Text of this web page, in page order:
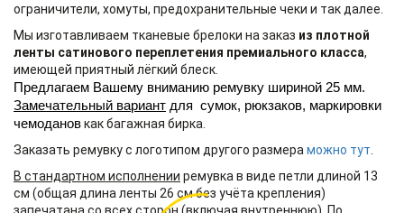
ограничители, хомуты, предохранительные чеки и так далее.
Мы изготавливаем тканевые брелоки на заказ из плотной
ленты сатинового переплетения премиального класса,
имеющей приятный лёгкий блеск.
Замечательный вариант для  сумок, рюкзаков, маркировки
чемодановкак багажная бирка.
Заказать ремувку с логотипом другого размера можно тут
В стандартном исполнении ремувка в виде петли длиной 13
см (общая длина ленты 26 см без учёта крепления)